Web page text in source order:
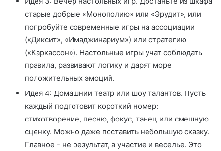
старые добрые «Монополию» или «Эрудит», или
попробуйте современные игры на ассоциации
(«Диксит», «Имаджинариум») или стратегию
(«Каркассон»). Настольные игры учат соблюдать
правила, развивают логику и дарят море
положительных эмоций.
Идея 4: Домашний театр или шоу талантов. Пусть
каждый подготовит короткий номер:
стихотворение, песню, фокус, танец или смешную
сценку. Можно даже поставить небольшую сказку.
Главное - не результат, а участие и веселье. Это